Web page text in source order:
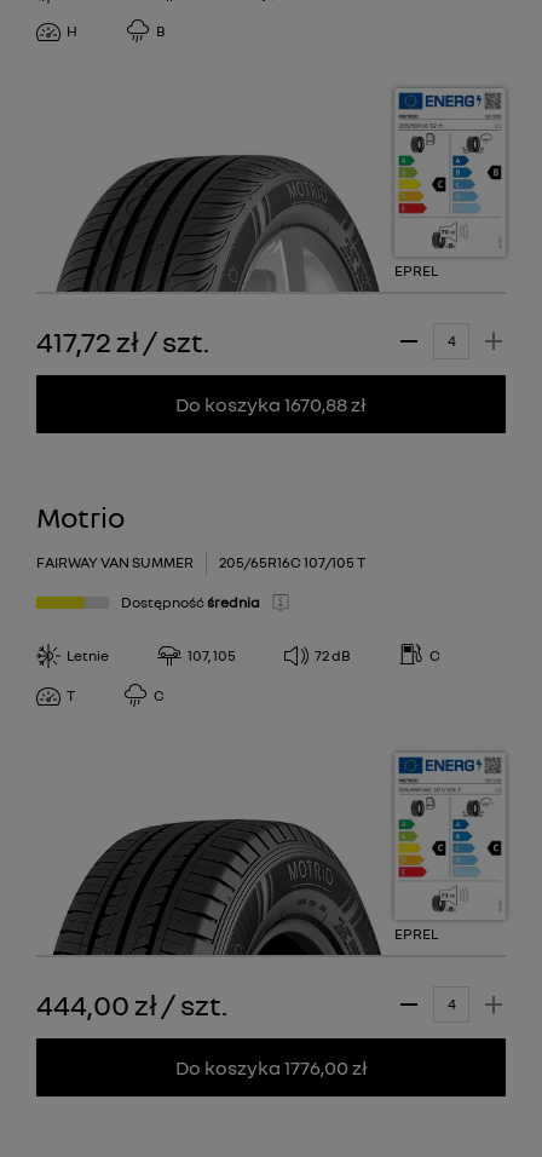
H B
EPREL
417,72 zł/szt.
Do koszyka 1670,88 zł
Motrio
FAIRWAY VAN SUMMER 205/65R16C 107/105 T
Dostępność średnia
Letnie 107, 105 72dB C
T C
EPREL
444,00 zł/szt.
Do koszyka 1776,00 zł